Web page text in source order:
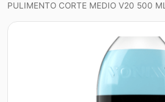
PULIMENTO CORTE MEDIO V20 500 ML